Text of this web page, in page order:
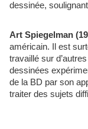
dessinée,
Art Spiegelman
américain. Il est
travaillé sur
dessinées
de la BD par son
traiter des sujets